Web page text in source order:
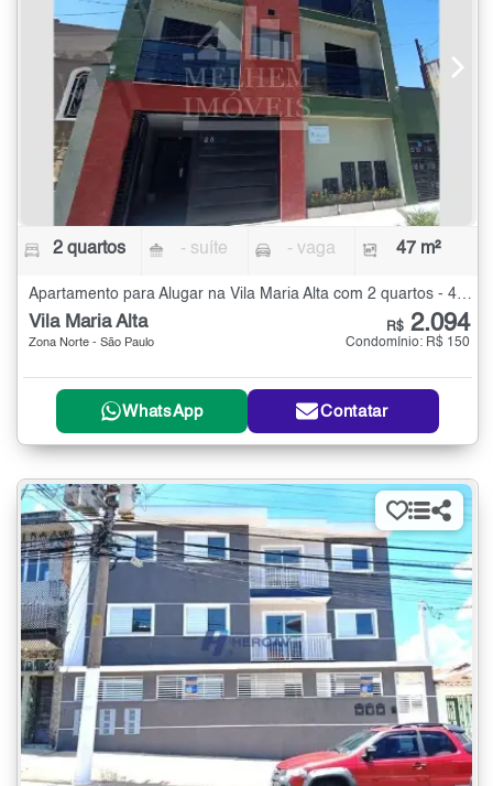
2 quartos - suíte - vaga 47 m²
Apartamento para Alugar na Vila Maria Alta com 2 quartos - 47 m²
Vila Maria Alta
Zona Norte - São Paulo
R$ 2.094
Condomínio: R$ 150
WhatsApp Contatar